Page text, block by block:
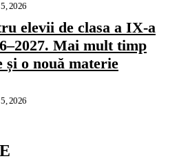
2026
elevii de clasa a IX-a
Mai mult timp
o nouă materie
2026